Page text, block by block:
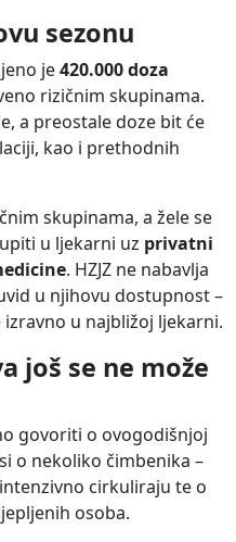
sezonu
je420.000 doza
rizičnim skupinama.
a preostale doze bit će
kao i prethodnih
skupinama, a žele se
u ljekarni uz privatni
. HZJZ ne nabavlja
u njihovu dostupnost –
u najbližoj ljekarni.
još se ne može
govoriti o ovogodišnjoj
o nekoliko čimbenika –
cirkuliraju te o
osoba.